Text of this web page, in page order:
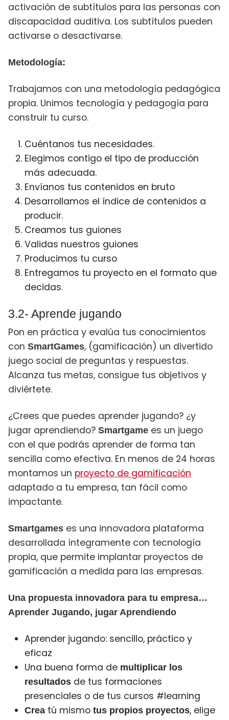
activación de subtítulos para las personas con
discapacidad auditiva. Los subtítulos pueden
activarse o desactivarse.
Metodología:
Trabajamos con una metodología pedagógica
propia. Unimos tecnología y pedagogía para
construir tu curso.
Cuéntanos tus necesidades.
Elegimos contigo el tipo de producción
más adecuada.
Envíanos tus contenidos en bruto
Desarrollamos el índice de contenidos a
producir.
Creamos tus guiones
Validas nuestros guiones
Producimos tu curso
Entregamos tu proyecto en el formato que
decidas.
3.2- Aprende jugando
Pon en práctica y evalúa tus conocimientos
con SmartGames, (gamificación) un divertido
juego social de preguntas y respuestas.
Alcanza tus metas, consigue tus objetivos y
diviértete.
¿Crees que puedes aprender jugando? ¿y
jugar aprendiendo? Smartgame es un juego
con el que podrás aprender de forma tan
sencilla como efectiva. En menos de 24 horas
montamos un proyecto de gamificación
adaptado a tu empresa, tan fácil como
impactante.
Smartgames es una innovadora plataforma
desarrollada íntegramente con tecnología
propia, que permite implantar proyectos de
gamificación a medida para las empresas.
Una propuesta innovadora para tu empresa…
Aprender Jugando, jugar Aprendiendo
Aprender jugando: sencillo, práctico y
eficaz
Una buena forma de multiplicar los
resultados de tus formaciones
presenciales o de tus cursos #learning
Crea tú mismo tus propios proyectos, elige